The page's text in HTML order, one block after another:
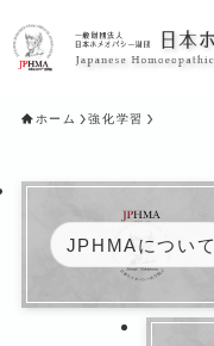
ホーム 強化学習
JPHMAについて